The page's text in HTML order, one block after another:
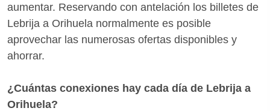
aumentar. Reservando con antelación los billetes de
Lebrija a Orihuela normalmente es posible
aprovechar las numerosas ofertas disponibles y
ahorrar.
¿Cuántas conexiones hay cada día de Lebrija a
Orihuela?